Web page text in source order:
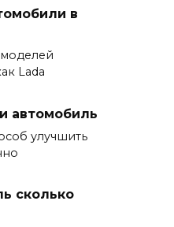
в
Lada
автомобиль
улучшить
сколько